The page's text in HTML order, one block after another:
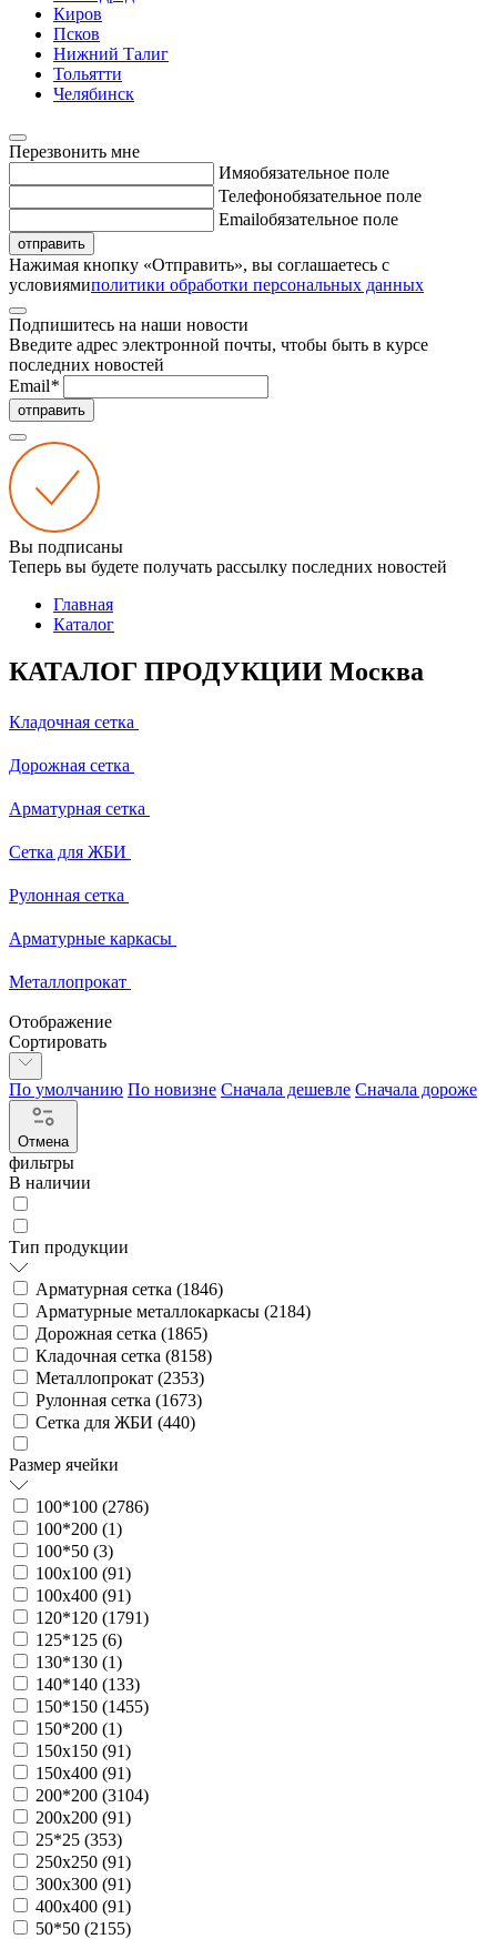
Киров
Псков
Нижний Талиг
Тольятти
Челябинск
Перезвонить мне
Имяобязательное поле
Телефонобязательное поле
Emailобязательное поле
отправить
Нажимая кнопку «Отправить», вы соглашаетесь с
условиямиполитики обработки персональных данных
Подпишитесь на наши новости
Введите адрес электронной почты, чтобы быть в курсе
последних новостей
Email*
отправить
Вы подписаны
Теперь вы будете получать рассылку последних новостей
Главная
Каталог
КАТАЛОГ ПРОДУКЦИИ Москва
Кладочная сетка
Дорожная сетка
Арматурная сетка
Сетка для ЖБИ
Рулонная сетка
Арматурные каркасы
Металлопрокат
Отображение
Сортировать
По умолчанию По новизне Сначала дешевле Сначала дороже
Отмена
фильтры
В наличии
Тип продукции
Арматурная сетка (1846)
Арматурные металлокаркасы (2184)
Дорожная сетка (1865)
Кладочная сетка (8158)
Металлопрокат (2353)
Рулонная сетка (1673)
Сетка для ЖБИ (440)
Размер ячейки
100*100 (2786)
100*200 (1)
100*50 (3)
100х100 (91)
100х400 (91)
120*120 (1791)
125*125 (6)
130*130 (1)
140*140 (133)
150*150 (1455)
150*200 (1)
150х150 (91)
150х400 (91)
200*200 (3104)
200х200 (91)
25*25 (353)
250х250 (91)
300х300 (91)
400х400 (91)
50*50 (2155)